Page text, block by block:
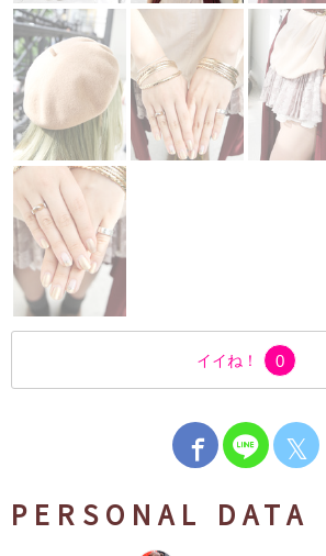
イイね！ 0
𝕏
PERSONAL DATA